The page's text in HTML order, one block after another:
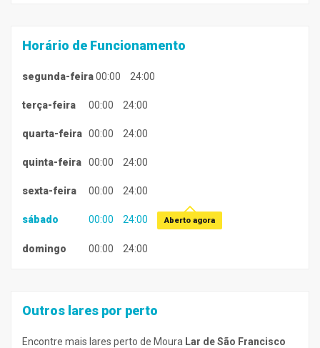
Horário de Funcionamento
segunda-feira00:00 24:00
terça-feira 00:00 24:00
quarta-feira 00:00 24:00
quinta-feira 00:00 24:00
sexta-feira 00:00 24:00
sábado 00:00 24:00 Aberto agora
domingo 00:00 24:00
Outros lares por perto
Encontre mais lares perto de Moura Lar de São Francisco